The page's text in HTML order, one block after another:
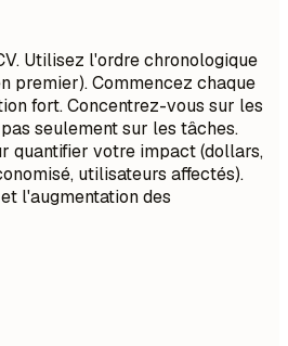
Utilisez l'ordre chronologique
premier). Commencez chaque
fort. Concentrez-vous sur les
seulement sur les tâches.
quantifier votre impact (dollars,
utilisateurs affectés).
l'augmentation des